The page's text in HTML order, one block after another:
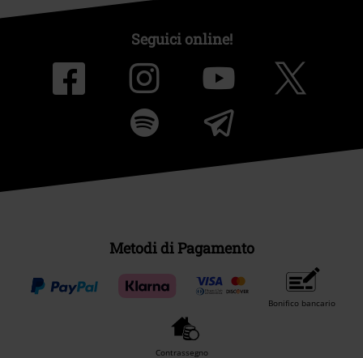
Seguici online!
Metodi di Pagamento
Bonifico bancario
Contrassegno